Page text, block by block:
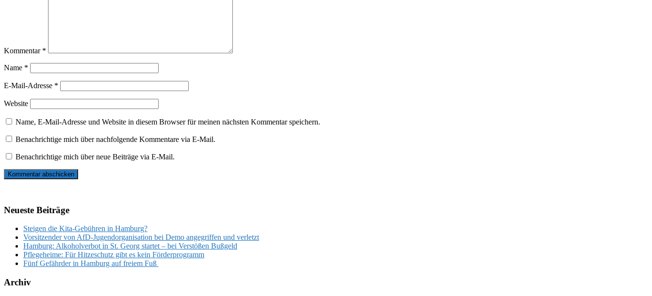
Kommentar *
Name *
E-Mail-Adresse *
Website
Name, E-Mail-Adresse und Website in diesem Browser für meinen nächsten Kommentar speichern.
Benachrichtige mich über nachfolgende Kommentare via E-Mail.
Benachrichtige mich über neue Beiträge via E-Mail.
Neueste Beiträge
Steigen die Kita-Gebühren in Hamburg?
Vorsitzender von AfD-Jugendorganisation bei Demo angegriffen und verletzt
Hamburg: Alkoholverbot in St. Georg startet – bei Verstößen Bußgeld
Pflegeheime: Für Hitzeschutz gibt es kein Förderprogramm
Fünf Gefährder in Hamburg auf freiem Fuß
Archiv